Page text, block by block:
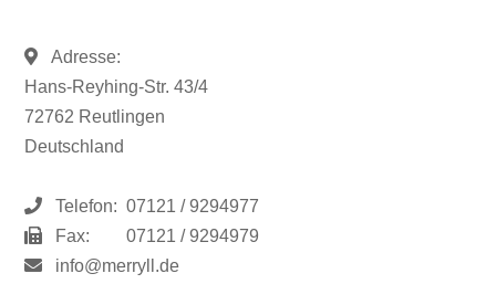
Adresse:
Hans-Reyhing-Str. 43/4
72762 Reutlingen
Deutschland
Telefon: 07121 / 9294977
Fax:
07121 / 9294979
info@merryll.de